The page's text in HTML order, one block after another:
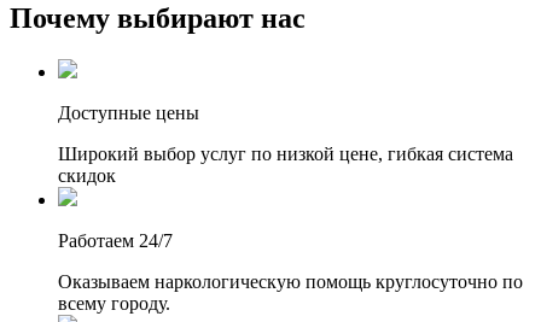
Почему выбирают нас
Доступные цены
Широкий выбор услуг по низкой цене, гибкая система
скидок
Работаем 24/7
Оказываем наркологическую помощь круглосуточно по
всему городу.